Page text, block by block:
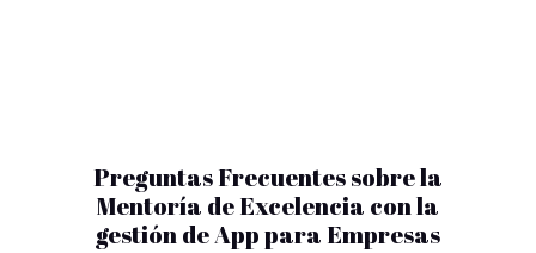
Preguntas Frecuentes sobre la
Mentoría de Excelencia con la
gestión de App para Empresas